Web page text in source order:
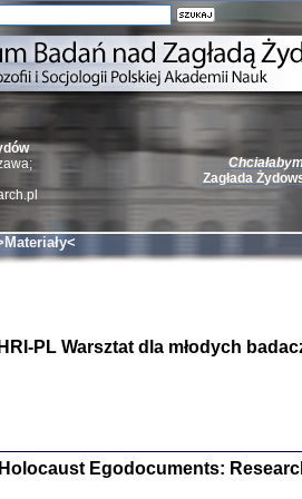
Zagłada
Natalia Aleksiun,
Deborah Dash
Turski, Laurence
PL Warsztat dla młodych
Egodocuments: